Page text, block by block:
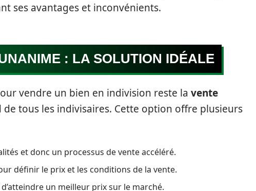
ses avantages et inconvénients.
: LA SOLUTION IDÉALE
vendre un bien en indivision reste la vente
de tous les indivisaires. Cette option offre plusieurs
et donc un processus de vente accéléré.
définir le prix et les conditions de la vente.
un meilleur prix sur le marché.